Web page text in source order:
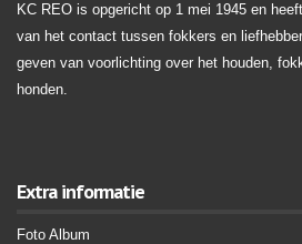
KC REO is opgericht op 1 mei 1945 en
van het contact tussen fokkers en
geven van voorlichting over het houden,
honden.
Extra informatie
Foto Album